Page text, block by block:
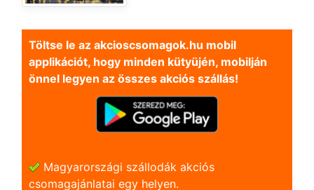
Töltse le az akcioscsomagok.hu mobil
applikációt, hogy minden kütyüjén, mobilján
önnel legyen az összes akciós szállás!
Magyarországi szállodák akciós
csomagajánlatai egy helyen.